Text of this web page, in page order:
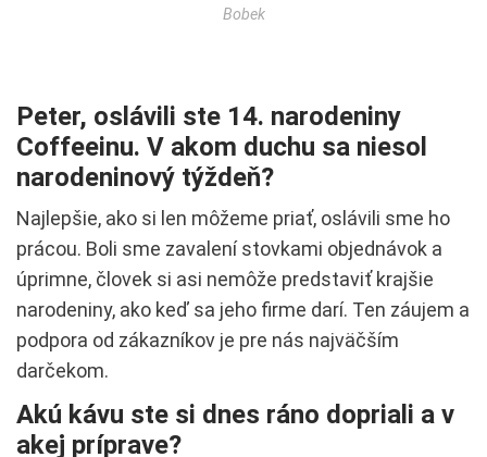
Bobek
Peter, oslávili ste 14. narodeniny
Coffeeinu. V akom duchu sa niesol
narodeninový týždeň?
Najlepšie, ako si len môžeme priať, oslávili sme ho
prácou. Boli sme zavalení stovkami objednávok a
úprimne, človek si asi nemôže predstaviť krajšie
narodeniny, ako keď sa jeho firme darí. Ten záujem a
podpora od zákazníkov je pre nás najväčším
darčekom.
Akú kávu ste si dnes ráno dopriali a v
akej príprave?